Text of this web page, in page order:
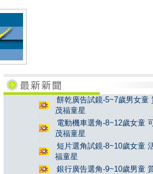
餅乾廣告試鏡-5~7歲男女
茂福童星
電動機車選角-8~12歲女童
茂福童星
短片選角試鏡-8~10歲女童
福童星
銀行廣告選角-9~10歲男童